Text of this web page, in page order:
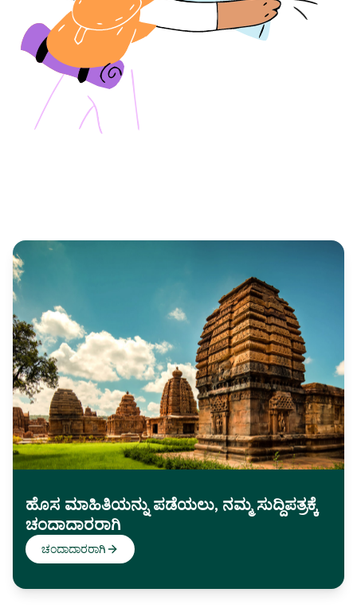
ಹೊಸ ಮಾಹಿತಿಯನ್ನು ಪಡೆಯಲು, ನಮ್ಮ ಸುದ್ದಿಪತ್ರಕ್ಕೆ
ಚಂದಾದಾರರಾಗಿ
ಚಂದಾದಾರರಾಗಿ